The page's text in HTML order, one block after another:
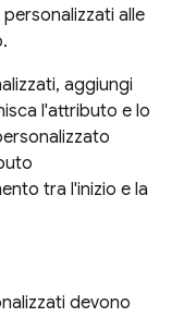
alle
aggiungi
l'attributo e lo
tra l'inizio e la
devono